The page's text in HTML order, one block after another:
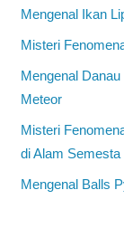
Mengenal Ikan
Misteri
Mengenal
Meteor
Misteri
di Alam Semesta
Mengenal Balls